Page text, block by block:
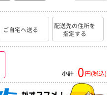
ご自宅へ送る
配送先の住所を
指定する
小計 0 円(税込)